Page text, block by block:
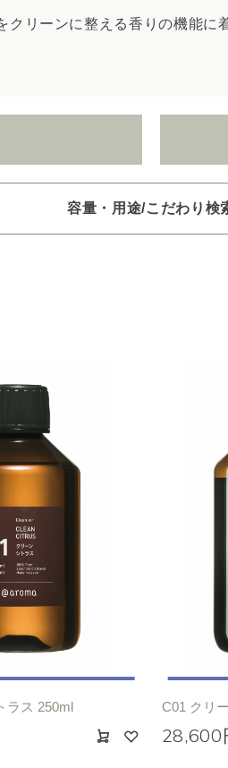
クリーンに整える香りの機能に
容量・用途/こだわり検
択肢からひとつずつ選択できます
い
空気清浄･消臭 眠
い
バル
和
ラス 250ml C01 クリ
28,600